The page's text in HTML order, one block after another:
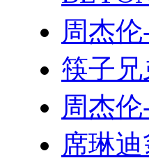
周杰
筷子
周杰
席琳